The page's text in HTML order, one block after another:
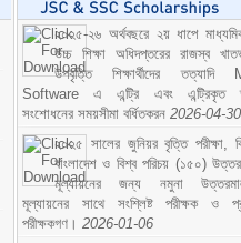
২০২৫-২৬ অর্থবছরে ২য় ধাপে
উচ্চ শিক্ষা অধিদপ্তরের রাজস্ব
উপবৃত্তি শিক্ষার্থীদের তত্যাদি
Software এ এন্ট্রি এবং এন্ট্রিকৃত
সংশোধনের সময়সীমা বর্ধিতকরন 2026-04-30
২০২৫ সালের জুনিয়র বৃত্তি পরীক্ষা,
বাংলাদেশ ও বিশ্ব পরিচয় (১৫০)
মূল্যায়নের জন্য নমুনা
মূল্যায়নের সাথে সংশ্লিষ্ট পরীক্ষক ও
পরীক্ষকগণ। 2026-01-06